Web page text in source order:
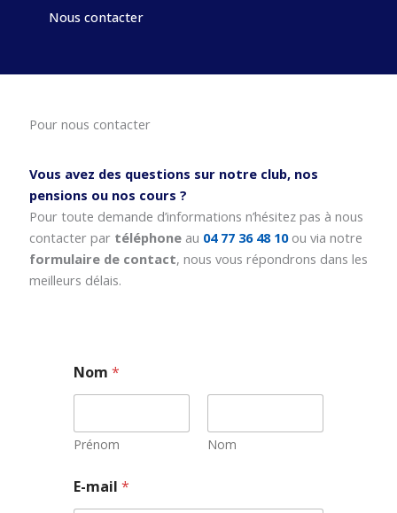
Nous contacter
Pour nous contacter
Vous avez des questions sur notre club, nos
pensions ou nos cours ?
Pour toute demande d’informations n’hésitez pas à nous
contacter par téléphoneau 04 77 36 48 10 ou via notre
formulaire de contact, nous vous répondrons dans les
meilleurs délais.
Nom*
Prénom Nom
-
m
E-mail*